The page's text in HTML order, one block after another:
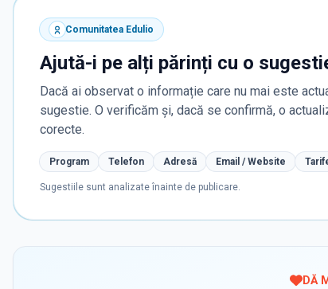
Comunitatea Edulio
Ajută-i pe alți părinți cu o
Dacă ai observat o informație care nu mai este
sugestie. O verificăm și, dacă se confirmă, o
corecte.
Program Telefon Adresă Email / Website
Sugestiile sunt analizate înainte de publicare.
DĂ